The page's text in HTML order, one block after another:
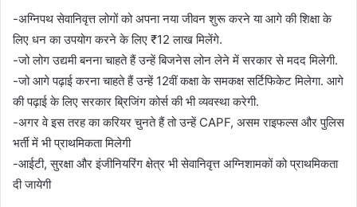
-अग्निपथ सेवानिवृत्त लोगों को अपना नया जीवन शुरू करने या आगे की शिक्षा के
लिए धन का उपयोग करने के लिए ₹12 लाख मिलेंगे.
-जो लोग उद्यमी बनना चाहते हैं उन्हें बिजनेस लोन लेने में सरकार से मदद मिलेगी.
-जो आगे पढ़ाई करना चाहते हैं उन्हें 12वीं कक्षा के समकक्ष सर्टिफिकेट मिलेगा. आगे
की पढ़ाई के लिए सरकार ब्रिजिंग कोर्स की भी व्यवस्था करेगी.
-अगर वे इस तरह का करियर चुनते हैं तो उन्हें CAPF, असम राइफल्स और पुलिस
भर्ती में भी प्राथमिकता मिलेगी
-आईटी, सुरक्षा और इंजीनियरिंग क्षेत्र भी सेवानिवृत्त अग्निशामकों को प्राथमिकता
दी जायेगी